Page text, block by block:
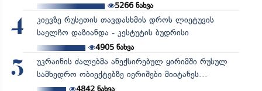
5266ნახვა
4
კიევზე რუსეთის თავდასხმის დროს ლიეტუვის
საელჩო დაზიანდა - კესტუტის ბუდრისი
4905ნახვა
5
უკრაინის ძალებმა ანექსირებულ ყირიმში რუსულ
სამხედრო ობიექტებზე იერიშები მიიტანეს...
4842ნახვა